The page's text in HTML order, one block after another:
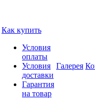
Как купить
Условия
оплаты
Условия
доставки
Гарантия
на товар
Галерея